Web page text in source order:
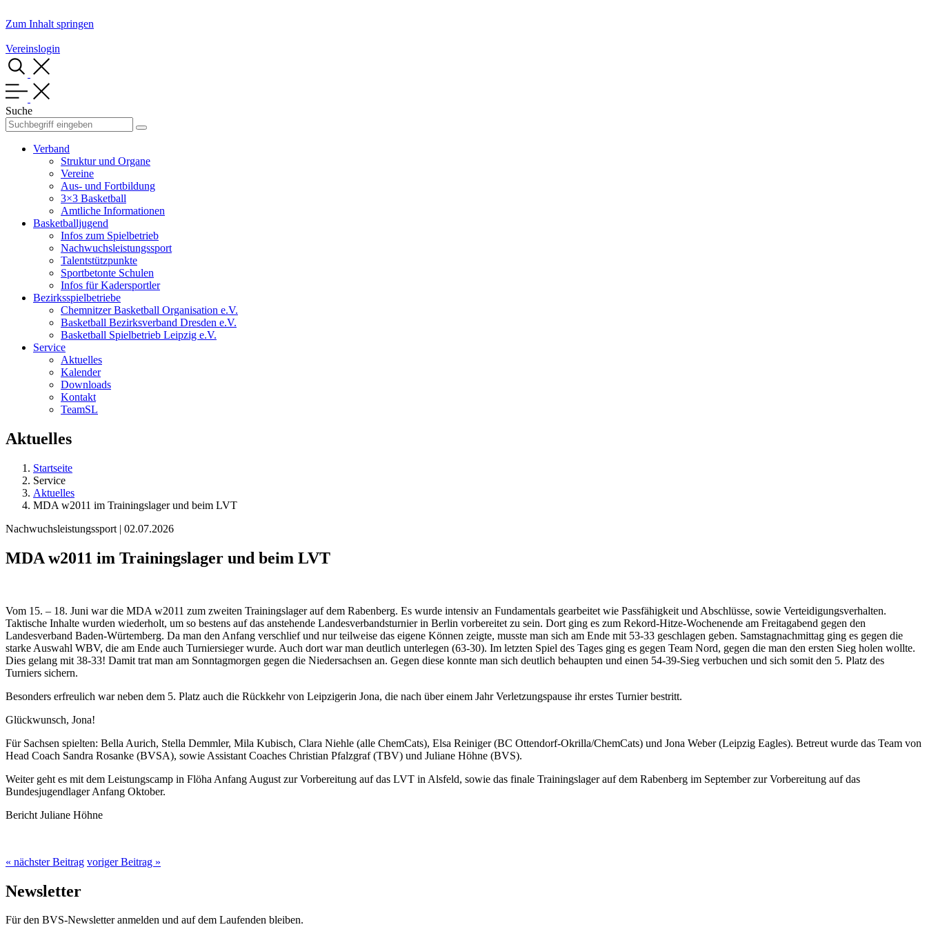
Zum Inhalt springen
Vereinslogin
Suche
Verband
Struktur und Organe
Vereine
Aus- und Fortbildung
3×3 Basketball
Amtliche Informationen
Basketballjugend
Infos zum Spielbetrieb
Nachwuchsleistungssport
Talentstützpunkte
Sportbetonte Schulen
Infos für Kadersportler
Bezirksspielbetriebe
Chemnitzer Basketball Organisation e.V.
Basketball Bezirksverband Dresden e.V.
Basketball Spielbetrieb Leipzig e.V.
Service
Aktuelles
Kalender
Downloads
Kontakt
TeamSL
Aktuelles
Startseite
Service
Aktuelles
MDA w2011 im Trainingslager und beim LVT
Nachwuchsleistungssport | 02.07.2026
MDA w2011 im Trainingslager und beim LVT
Vom 15. – 18. Juni war die MDA w2011 zum zweiten Trainingslager auf dem Rabenberg. Es wurde intensiv an Fundamentals gearbeitet wie Passfähigkeit und Abschlüsse, sowie Verteidigungsverhalten.
Taktische Inhalte wurden wiederholt, um so bestens auf das anstehende Landesverbandsturnier in Berlin vorbereitet zu sein. Dort ging es zum Rekord-Hitze-Wochenende am Freitagabend gegen den
Landesverband Baden-Würtemberg. Da man den Anfang verschlief und nur teilweise das eigene Können zeigte, musste man sich am Ende mit 53-33 geschlagen geben. Samstagnachmittag ging es gegen die
starke Auswahl WBV, die am Ende auch Turniersieger wurde. Auch dort war man deutlich unterlegen (63-30). Im letzten Spiel des Tages ging es gegen Team Nord, gegen die man den ersten Sieg holen wollte.
Dies gelang mit 38-33! Damit trat man am Sonntagmorgen gegen die Niedersachsen an. Gegen diese konnte man sich deutlich behaupten und einen 54-39-Sieg verbuchen und sich somit den 5. Platz des
Turniers sichern.
Besonders erfreulich war neben dem 5. Platz auch die Rückkehr von Leipzigerin Jona, die nach über einem Jahr Verletzungspause ihr erstes Turnier bestritt.
Glückwunsch, Jona!
Für Sachsen spielten: Bella Aurich, Stella Demmler, Mila Kubisch, Clara Niehle (alle ChemCats), Elsa Reiniger (BC Ottendorf-Okrilla/ChemCats) und Jona Weber (Leipzig Eagles). Betreut wurde das Team von
Head Coach Sandra Rosanke (BVSA), sowie Assistant Coaches Christian Pfalzgraf (TBV) und Juliane Höhne (BVS).
Weiter geht es mit dem Leistungscamp in Flöha Anfang August zur Vorbereitung auf das LVT in Alsfeld, sowie das finale Trainingslager auf dem Rabenberg im September zur Vorbereitung auf das
Bundesjugendlager Anfang Oktober.
Bericht Juliane Höhne
« nächster Beitrag voriger Beitrag »
Newsletter
Für den BVS-Newsletter anmelden und auf dem Laufenden bleiben.